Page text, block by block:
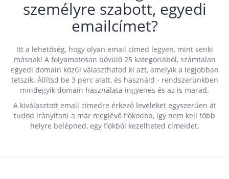
személyre szabott, egyedi
emailcímet?
Itt a lehetőség, hogy olyan email címed legyen, mint senki
másnak! A folyamatosan bővülő 25 kategóriából, számtalan
egyedi domain közül választhatod ki azt, amelyik a legjobban
tetszik. Állítsd be 3 perc alatt, és használd - rendszerünkben
mindegyik domain használata ingyenes és az is marad.
A kiválasztott email címedre érkező leveleket egyszerűen át
tudod irányítani a már meglévő fiókodba, így nem kell több
helyre belépned, egy fiókból kezelheted címeidet.